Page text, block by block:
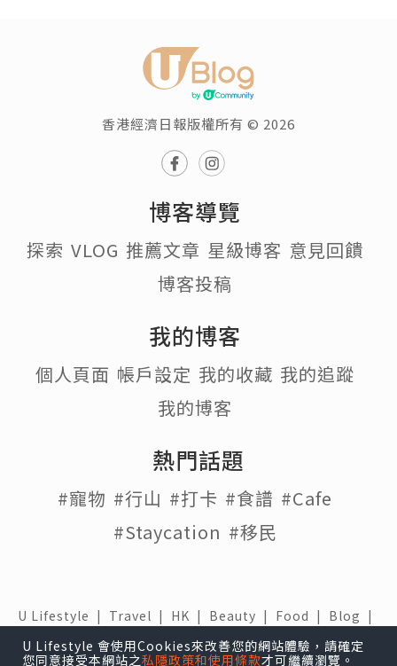
香港經濟日報版權所有 © 2026
博客導覽
探索 VLOG 推薦文章 星級博客 意見回饋
博客投稿
我的博客
個人頁面 帳戶設定 我的收藏 我的追蹤
我的博客
熱門話題
#寵物 #行山 #打卡 #食譜 #Cafe
#Staycation #移民
U Lifestyle | Travel | HK | Beauty | Food | Blog |
e-zone
U Lifestyle 會使用Cookies來改善您的網站體驗，請確定
您同意接受本網站之私隱政策和使用條款才可繼續瀏覽。